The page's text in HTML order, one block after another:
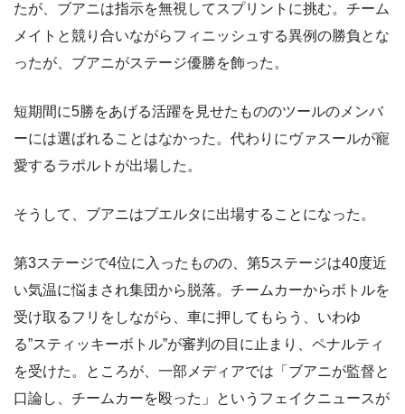
たが、ブアニは指示を無視してスプリントに挑む。チーム
メイトと競り合いながらフィニッシュする異例の勝負とな
ったが、ブアニがステージ優勝を飾った。
短期間に5勝をあげる活躍を見せたもののツールのメンバ
ーには選ばれることはなかった。代わりにヴァスールが寵
愛するラポルトが出場した。
そうして、ブアニはブエルタに出場することになった。
第3ステージで4位に入ったものの、第5ステージは40度近
い気温に悩まされ集団から脱落。チームカーからボトルを
受け取るフリをしながら、車に押してもらう、いわゆ
る”スティッキーボトル”が審判の目に止まり、ペナルティ
を受けた。ところが、一部メディアでは「ブアニが監督と
口論し、チームカーを殴った」というフェイクニュースが